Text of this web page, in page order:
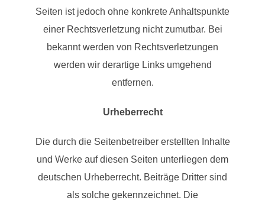
Seiten ist jedoch ohne konkrete Anhaltspunkte
einer Rechtsverletzung nicht zumutbar. Bei
bekannt werden von Rechtsverletzungen
werden wir derartige Links umgehend
entfernen.
Urheberrecht
Die durch die Seitenbetreiber erstellten Inhalte
und Werke auf diesen Seiten unterliegen dem
deutschen Urheberrecht. Beiträge Dritter sind
als solche gekennzeichnet. Die